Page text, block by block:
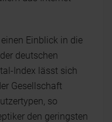
Einblick in die
deutschen
Index lässt sich
Gesellschaft
so
den geringsten